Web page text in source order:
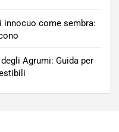
innocuo come sembra:
Agrumi: Guida per